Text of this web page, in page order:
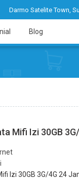
Darmo Satelite Town,
Blog
Mifi Izi 30GB
Izi 30GB 3G/4G 24